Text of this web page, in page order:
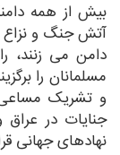
بیش از همه
آتش جنگ و نزاع
دامن می زنند،
مسلمانان را
و تشریک
جنایات در عراق
نهادهای جهانی